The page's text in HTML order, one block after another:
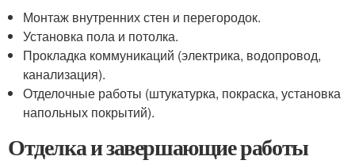
Монтаж внутренних стен и перегородок.
Установка пола и потолка.
Прокладка коммуникаций (электрика, водопровод,
канализация).
Отделочные работы (штукатурка, покраска, установка
напольных покрытий).
Отделка и завершающие работы